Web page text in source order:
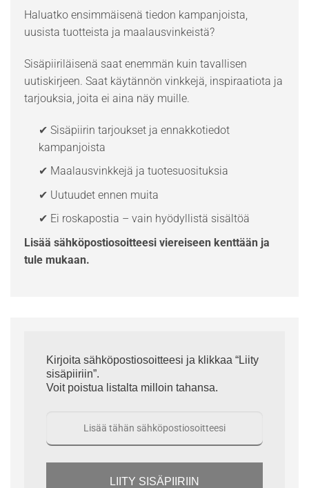
Haluatko ensimmäisenä tiedon kampanjoista,
uusista tuotteista ja maalausvinkeistä?
Sisäpiiriläisenä saat enemmän kuin tavallisen
uutiskirjeen. Saat käytännön vinkkejä, inspiraatiota ja
tarjouksia, joita ei aina näy muille.
✔ Sisäpiirin tarjoukset ja ennakkotiedot
kampanjoista
✔ Maalausvinkkejä ja tuotesuosituksia
✔ Uutuudet ennen muita
✔ Ei roskapostia – vain hyödyllistä sisältöä
Lisää sähköpostiosoitteesi viereiseen kenttään ja
tule mukaan.
Kirjoita sähköpostiosoitteesi ja klikkaa “Liity
sisäpiiriin”.
Voit poistua listalta milloin tahansa.
LIITY SISÄPIIRIIN